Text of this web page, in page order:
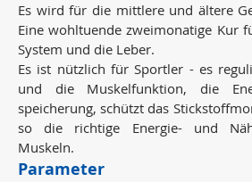
Es wird für die mittlere und ältere
Eine wohltuende zweimonatige Kur
System und die Leber.
Es ist nützlich für Sportler - es
und die Muskelfunktion, die
speicherung, schützt das
so die richtige Energie- und
Muskeln.
Parameter